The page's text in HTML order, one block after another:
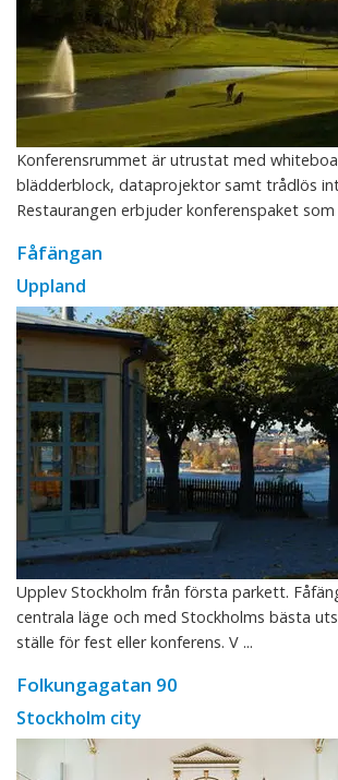
Konferensrummet är utrustat med
blädderblock, dataprojektor samt trådlös
Restaurangen erbjuder konferenspaket
Fåfängan
Uppland
Upplev Stockholm från första parkett.
centrala läge och med Stockholms bästa
ställe för fest eller konferens. V ...
Folkungagatan 90
Stockholm city